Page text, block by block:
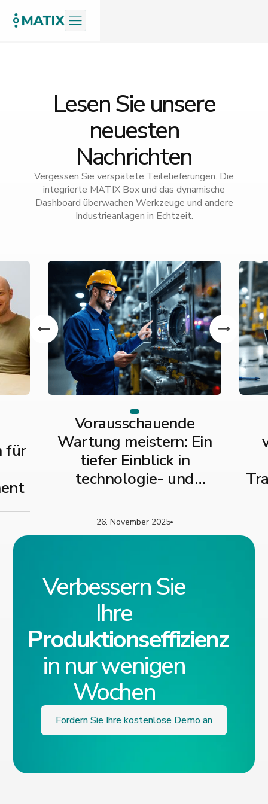
Lesen Sie unsere
neuesten
Nachrichten
Vergessen Sie verspätete Teilelieferungen. Die
integrierte MATIX Box und das dynamische
Dashboard überwachen Werkzeuge und andere
Industrieanlagen in Echtzeit.
für
Vorausschauende
Wartung meistern: Ein
tiefer Einblick in
technologie- und
strategiebasierte Typen
26. November 2025
Verbessern Sie
Ihre
Produktionseffizienz
in nur wenigen
Wochen
Fordern Sie Ihre kostenlose Demo an